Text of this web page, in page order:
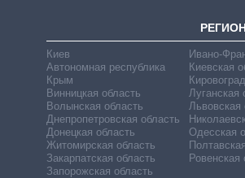
Киев
Автономная республика
Крым
Винницкая область
Волынская область
Днепропетровская область
Донецкая область
Житомирская область
Закарпатская область
Запорожская область
Ивано-
Киевская
Луганская
Львовская
Одесская
Ровенская